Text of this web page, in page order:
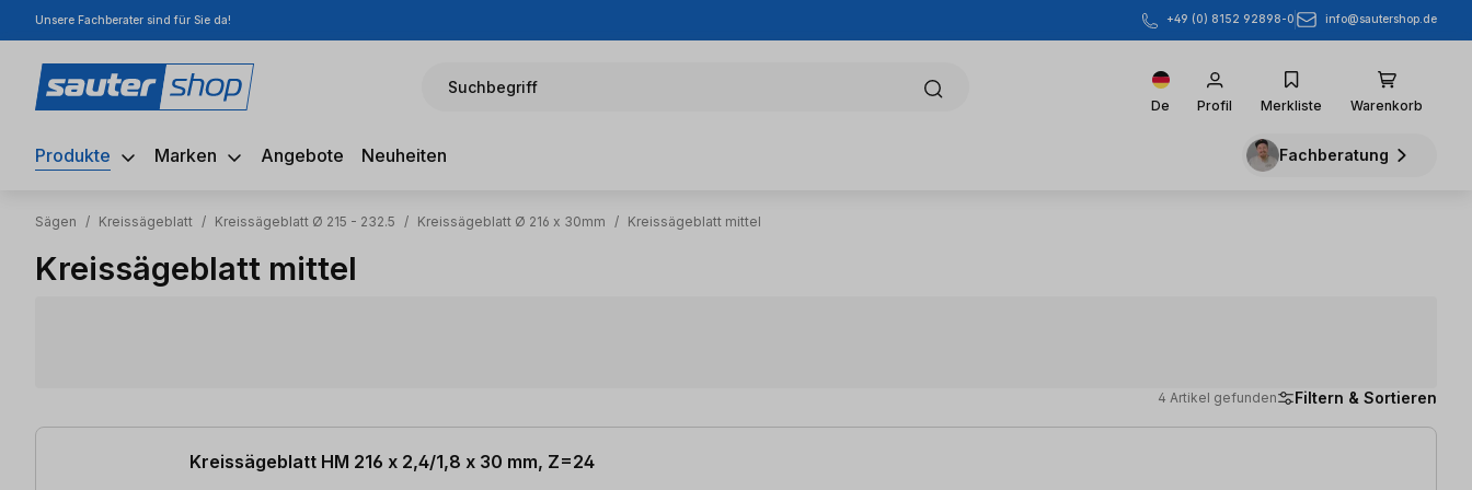
Hauptinhalt springen
Zur Suche springen
Zur Hauptnavigation springen
Unsere Fachberater sind für Sie da! +49 (0) 8152 92898-0 info@sautershop.de
Suchbegriff
De Profil Merkliste Warenkorb
Produkte Marken Angebote Neuheiten Fachberatung
Sägen / Kreissägeblatt / Kreissägeblatt Ø 215 - 232.5 / Kreissägeblatt Ø 216 x 30mm / Kreissägeblatt mittel
Kreissägeblatt mittel
4 Artikel gefunden Filtern & Sortieren
4 Artikel gefunden
Kreissägeblatt HM 216 x 2,4/1,8 x 30 mm, Z=24